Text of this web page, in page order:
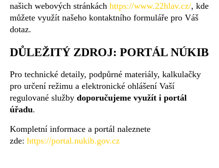
našich webových stránkách https://www.22hlav.cz/, kde
můžete využít našeho kontaktního formuláře pro Váš
dotaz.
DŮLEŽITÝ ZDROJ: PORTÁL NÚKIB
Pro technické detaily, podpůrné materiály, kalkulačky
pro určení režimu a elektronické ohlášení Vaší
regulované služby doporučujeme využít i portál
úřadu.
Kompletní informace a portál naleznete
zde: https://portal.nukib.gov.cz